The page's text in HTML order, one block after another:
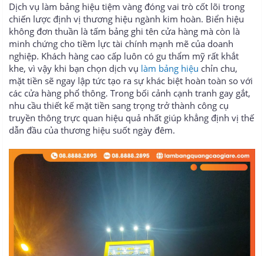
Dịch vụ làm bảng hiệu tiệm vàng đóng vai trò cốt lõi trong
chiến lược định vị thương hiệu ngành kim hoàn. Biển hiệu
không đơn thuần là tấm bảng ghi tên cửa hàng mà còn là
minh chứng cho tiềm lực tài chính mạnh mẽ của doanh
nghiệp. Khách hàng cao cấp luôn có gu thẩm mỹ rất khắt
khe, vì vậy khi bạn chọn dịch vụ làm bảng hiệu chỉn chu,
mặt tiền sẽ ngay lập tức tạo ra sự khác biệt hoàn toàn so với
các cửa hàng phổ thông. Trong bối cảnh cạnh tranh gay gắt,
nhu cầu thiết kế mặt tiền sang trọng trở thành công cụ
truyền thông trực quan hiệu quả nhất giúp khẳng định vị thế
dẫn đầu của thương hiệu suốt ngày đêm.